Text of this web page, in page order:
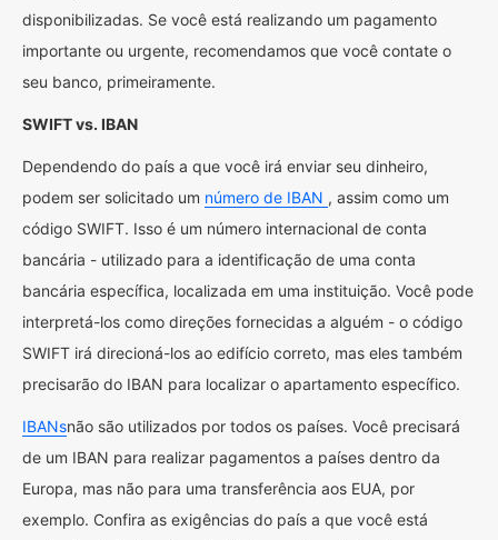
disponibilizadas. Se você está realizando um pagamento
importante ou urgente, recomendamos que você contate o
seu banco, primeiramente.
SWIFT vs. IBAN
Dependendo do país a que você irá enviar seu dinheiro,
podem ser solicitado um número de IBAN , assim como um
código SWIFT. Isso é um número internacional de conta
bancária - utilizado para a identificação de uma conta
bancária específica, localizada em uma instituição. Você pode
interpretá-los como direções fornecidas a alguém - o código
SWIFT irá direcioná-los ao edifício correto, mas eles também
precisarão do IBAN para localizar o apartamento específico.
IBANsnão são utilizados por todos os países. Você precisará
de um IBAN para realizar pagamentos a países dentro da
Europa, mas não para uma transferência aos EUA, por
exemplo. Confira as exigências do país a que você está